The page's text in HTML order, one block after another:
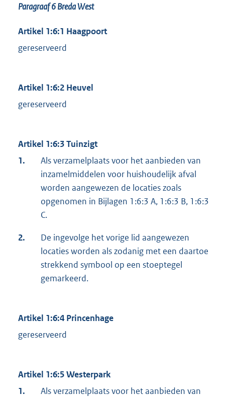
Paragraaf 6Breda West
Artikel 1:6:1 Haagpoort
gereserveerd
Artikel 1:6:2 Heuvel
gereserveerd
Artikel 1:6:3 Tuinzigt
1.
Als verzamelplaats voor het aanbieden van
inzamelmiddelen voor huishoudelijk afval
worden aangewezen de locaties zoals
opgenomen in Bijlagen 1:6:3 A, 1:6:3 B, 1:6:3
C.
2.
De ingevolge het vorige lid aangewezen
locaties worden als zodanig met een daartoe
strekkend symbool op een stoeptegel
gemarkeerd.
Artikel 1:6:4 Princenhage
gereserveerd
Artikel 1:6:5 Westerpark
1.
Als verzamelplaats voor het aanbieden van